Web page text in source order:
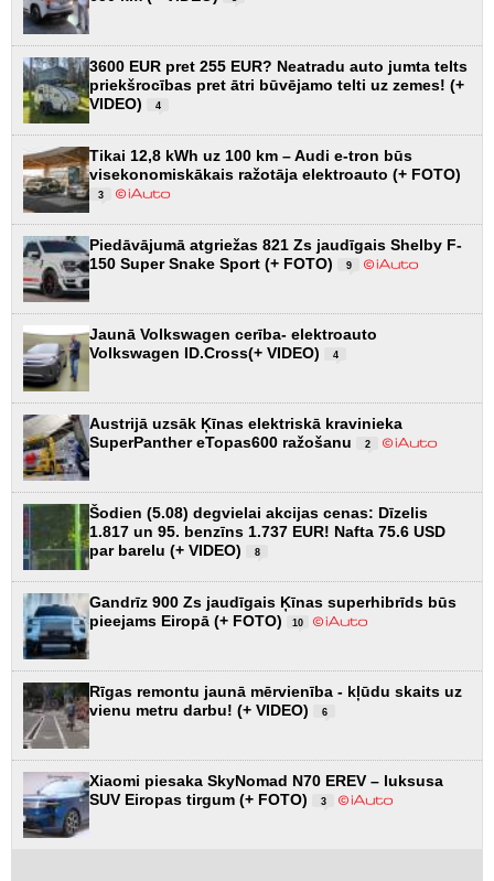
3600 EUR pret 255 EUR? Neatradu auto jumta telts
priekšrocības pret ātri būvējamo telti uz zemes! (+
VIDEO)
4
Tikai 12,8 kWh uz 100 km – Audi e-tron būs
visekonomiskākais ražotāja elektroauto (+ FOTO)
3
Piedāvājumā atgriežas 821 Zs jaudīgais Shelby F-
150 Super Snake Sport (+ FOTO)
9
Jaunā Volkswagen cerība- elektroauto
Volkswagen ID.Cross(+ VIDEO)
4
Austrijā uzsāk Ķīnas elektriskā kravinieka
SuperPanther eTopas600 ražošanu
2
Šodien (5.08) degvielai akcijas cenas: Dīzelis
1.817 un 95. benzīns 1.737 EUR! Nafta 75.6 USD
par barelu (+ VIDEO)
8
Gandrīz 900 Zs jaudīgais Ķīnas superhibrīds būs
pieejams Eiropā (+ FOTO)
10
Rīgas remontu jaunā mērvienība - kļūdu skaits uz
vienu metru darbu! (+ VIDEO)
6
Xiaomi piesaka SkyNomad N70 EREV – luksusa
SUV Eiropas tirgum (+ FOTO)
3